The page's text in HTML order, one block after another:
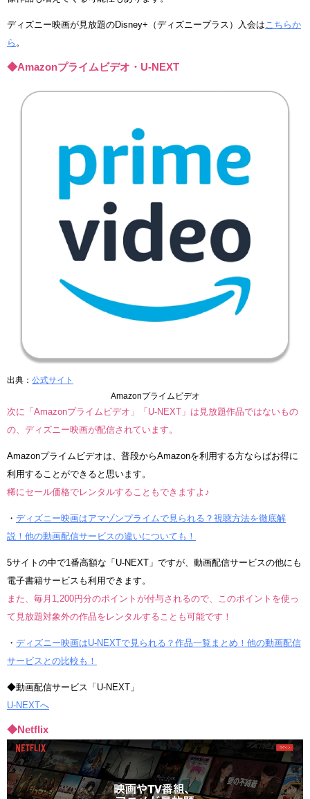
ディズニー映画が見放題のDisney+（ディズニープラス）入会は こちらか
ら 。
◆Amazonプライムビデオ・U-NEXT
出典： 公式サイト
Amazonプライムビデオ
次に「Amazonプライムビデオ」「U-NEXT」は見放題作品ではないもの
の、ディズニー映画が配信されています。
Amazonプライムビデオは、普段からAmazonを利用する方ならばお得に
利用することができると思います。
稀にセール価格でレンタルすることもできますよ♪
・ ディズニー映画はアマゾンプライムで見られる？視聴方法を徹底解
説！他の動画配信サービスの違いについても！
5サイトの中で1番高額な「U-NEXT」ですが、動画配信サービスの他にも
電子書籍サービスも利用できます。
また、毎月1,200円分のポイントが付与されるので、このポイントを使っ
て見放題対象外の作品をレンタルすることも可能です！
・ ディズニー映画はU-NEXTで見られる？作品一覧まとめ！他の動画配信
サービスとの比較も！
◆動画配信サービス「U-NEXT」
U-NEXTへ
◆Netflix